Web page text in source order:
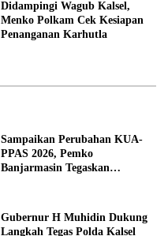
Didampingi Wagub Kalsel,
Menko Polkam Cek Kesiapan
Penanganan Karhutla
Sampaikan Perubahan KUA-
PPAS 2026, Pemko
Banjarmasin Tegaskan
Gubernur H Muhidin Dukung
Langkah Tegas Polda Kalsel